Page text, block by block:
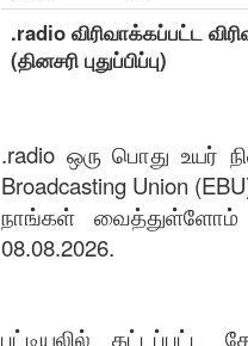
.radio விரிவாக்கப்பட்ட
(தினசரி புதுப்பிப்பு)
.radio ஒரு பொது உயர்
Broadcasting Union
நாங்கள் வைத்துள்ளோம்
08.08.2026.
பட்டியலில் கட்டப்பட்ட